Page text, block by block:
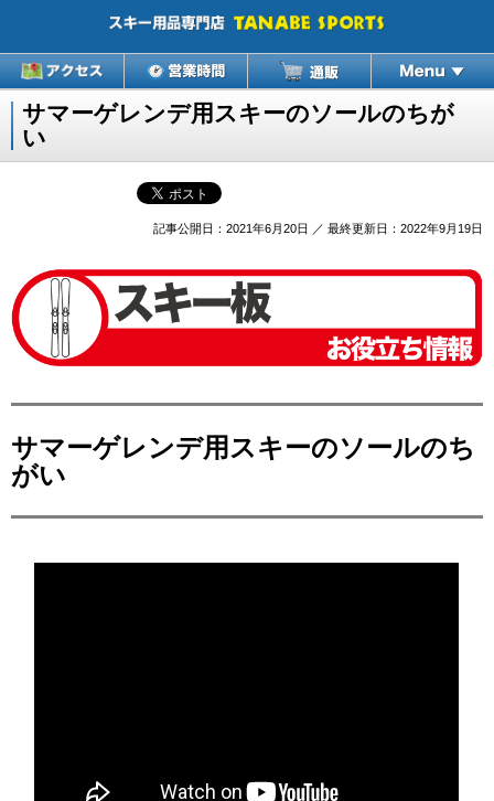
サマーゲレンデ用スキーのソールのちが
い
記事公開日：2021年6月20日 ／ 最終更新日：2022年9月19日
サマーゲレンデ用スキーのソールのち
がい